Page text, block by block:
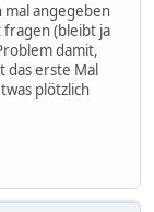
mal angegeben
fragen (bleibt ja
damit,
das erste Mal
plötzlich